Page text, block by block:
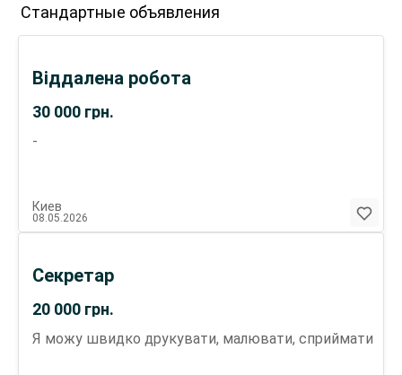
Стандартные объявления
30 000 грн.
Віддалена робота
-
Киев
08.05.2026
20 000 грн.
Секретар
Я можу швидко друкувати, малювати, сприймати